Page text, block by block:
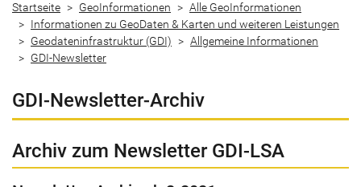
Startseite GeoInformationen
Alle GeoInformationen
Informationen zu GeoDaten & Karten und weiteren Leistungen
Geodateninfrastruktur (GDI)
Allgemeine Informationen
GDI-Newsletter
GDI-Newsletter-Archiv
Archiv zum Newsletter GDI-LSA